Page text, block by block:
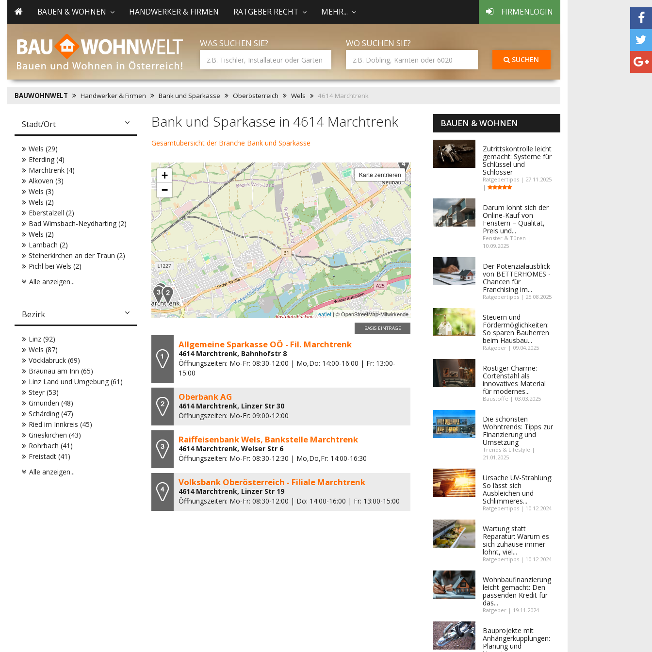
BAUEN & WOHNEN HANDWERKER & FIRMEN RATGEBER RECHT MEHR... FIRMENLOGIN
WAS SUCHEN SIE? WO SUCHEN SIE?
SUCHEN
BAUWOHNWELT Handwerker & Firmen Bank und Sparkasse Oberösterreich Wels 4614 Marchtrenk
Bank und Sparkasse in 4614 Marchtrenk
Gesamtübersicht der Branche Bank und Sparkasse
+
−
Karte zentrieren
Leaflet | © OpenStreetMap-Mitwirkende
BASIS EINTRÄGE
Allgemeine Sparkasse OÖ - Fil. Marchtrenk
4614 Marchtrenk, Bahnhofstr 8
Öffnungszeiten: Mo-Fr: 08:30-12:00 | Mo,Do: 14:00-16:00 | Fr: 13:00-
15:00
Oberbank AG
4614 Marchtrenk, Linzer Str 30
Öffnungszeiten: Mo-Fr: 09:00-12:00
Raiffeisenbank Wels, Bankstelle Marchtrenk
4614 Marchtrenk, Welser Str 6
Öffnungszeiten: Mo-Fr: 08:30-12:30 | Mo,Do,Fr: 14:00-16:30
Volksbank Oberösterreich - Filiale Marchtrenk
4614 Marchtrenk, Linzer Str 19
Öffnungszeiten: Mo-Fr: 08:30-12:00 | Do: 14:00-16:00 | Fr: 13:00-15:00
Stadt/Ort
Wels (29)
Eferding (4)
Marchtrenk (4)
Alkoven (3)
Wels (3)
Wels (2)
Eberstalzell (2)
Bad Wimsbach-Neydharting (2)
Wels (2)
Lambach (2)
Steinerkirchen an der Traun (2)
Pichl bei Wels (2)
Alle anzeigen...
Bezirk
Linz (92)
Wels (87)
Vöcklabruck (69)
Braunau am Inn (65)
Linz Land und Umgebung (61)
Steyr (53)
Gmunden (48)
Schärding (47)
Ried im Innkreis (45)
Grieskirchen (43)
Rohrbach (41)
Freistadt (41)
Alle anzeigen...
BAUEN & WOHNEN
Zutrittskontrolle leicht
gemacht: Systeme für
Schlüssel und
Schlösser
Ratgebertipps | 27.11.2025
|
Darum lohnt sich der
Online-Kauf von
Fenstern – Qualität,
Preis und...
Fenster & Türen |
10.09.2025
Der Potenzialausblick
von BETTERHOMES -
Chancen für
Franchising im...
Ratgebertipps | 25.08.2025
Steuern und
Fördermöglichkeiten:
So sparen Bauherren
beim Hausbau...
Ratgeber | 09.04.2025
Rostiger Charme:
Cortenstahl als
innovatives Material
für modernes...
Baustoffe | 03.03.2025
Die schönsten
Wohntrends: Tipps zur
Finanzierung und
Umsetzung
Trends & Lifestyle |
21.01.2025
Ursache UV-Strahlung:
So lässt sich
Ausbleichen und
Schlimmeres...
Ratgebertipps | 10.12.2024
Wartung statt
Reparatur: Warum es
sich zuhause immer
lohnt, viel...
Ratgebertipps | 10.12.2024
Wohnbaufinanzierung
leicht gemacht: Den
passenden Kredit für
das...
Ratgeber | 19.11.2024
Bauprojekte mit
Anhängerkupplungen:
Planung und